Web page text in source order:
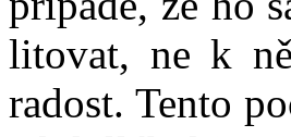
litovat, ne k
radost. Tento